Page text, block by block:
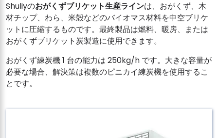
Shuliyのおがくずブリケット生産ラインは、おがくず、木
材チップ、わら、米殻などのバイオマス材料を中空ブリケ
ットに圧縮するものです。最終製品は燃料、暖房、または
おがくずブリケット炭製造に使用できます。
おがくず練炭機 1 台の能力は 250kg/h です。大きな容量が
必要な場合、解決策は複数のピニカイ練炭機を使用するこ
とです。